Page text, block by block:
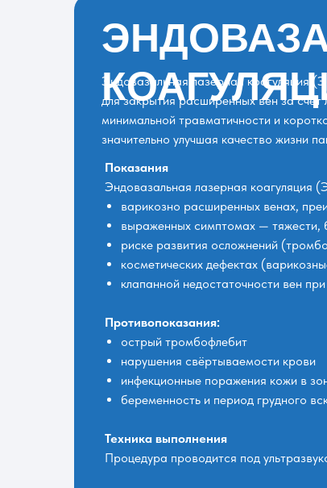
Показания
Эндовазальная лазерная коагуляция
варикозно расширенных венах,
выраженных симптомах — тяжести,
риске развития осложнений
косметических дефектах
клапанной недостаточности вен
Противопоказания:
острый тромбофлебит
нарушения свёртываемости крови
инфекционные поражения кожи в
беременность и период грудного
Техника выполнения
Процедура проводится под
Эндовазальная лазерная коагуляция
для закрытия расширенных вен за
минимальной травматичности и
значительно улучшая качество жизни